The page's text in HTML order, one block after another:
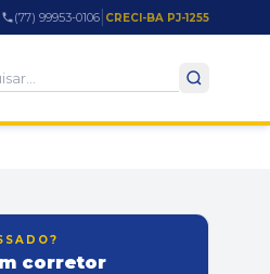
(77) 99953-0106 CRECI-BA PJ-1255
corretor